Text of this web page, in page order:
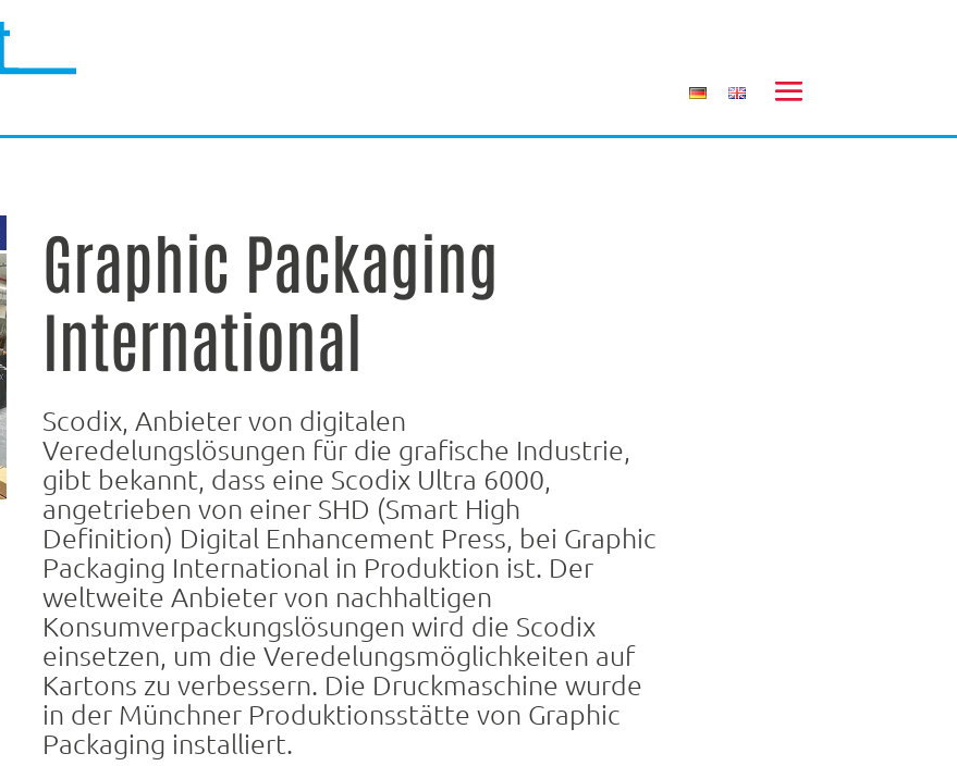
Graphic Packaging
International
Scodix, Anbieter von digitalen
Veredelungslösungen für die grafische Industrie,
gibt bekannt, dass eine Scodix Ultra 6000,
angetrieben von einer SHD (Smart High
Definition) Digital Enhancement Press, bei Graphic
Packaging International in Produktion ist. Der
weltweite Anbieter von nachhaltigen
Konsumverpackungslösungen wird die Scodix
einsetzen, um die Veredelungsmöglichkeiten auf
Kartons zu verbessern. Die Druckmaschine wurde
in der Münchner Produktionsstätte von Graphic
Packaging installiert.